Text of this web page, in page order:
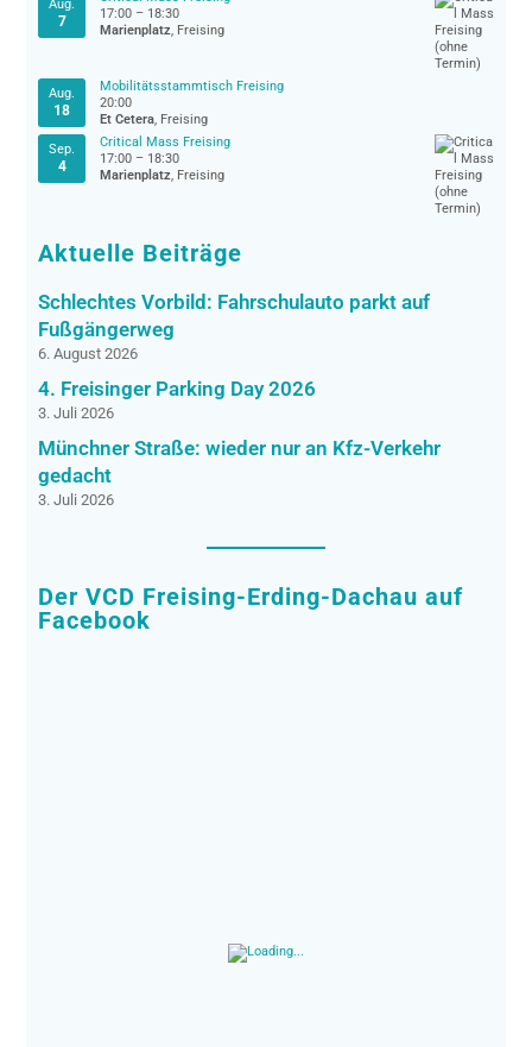
Aug.
7
17:00 – 18:30
Marienplatz, Freising
Aug.
18
Mobilitätsstammtisch Freising
20:00
Et Cetera, Freising
Sep.
4
Critical Mass Freising
17:00 – 18:30
Marienplatz, Freising
Aktuelle Beiträge
Schlechtes Vorbild: Fahrschulauto parkt auf
Fußgängerweg
6. August 2026
4. Freisinger Parking Day 2026
3. Juli 2026
Münchner Straße: wieder nur an Kfz-Verkehr
gedacht
3. Juli 2026
Der VCD Freising-Erding-Dachau auf
Facebook